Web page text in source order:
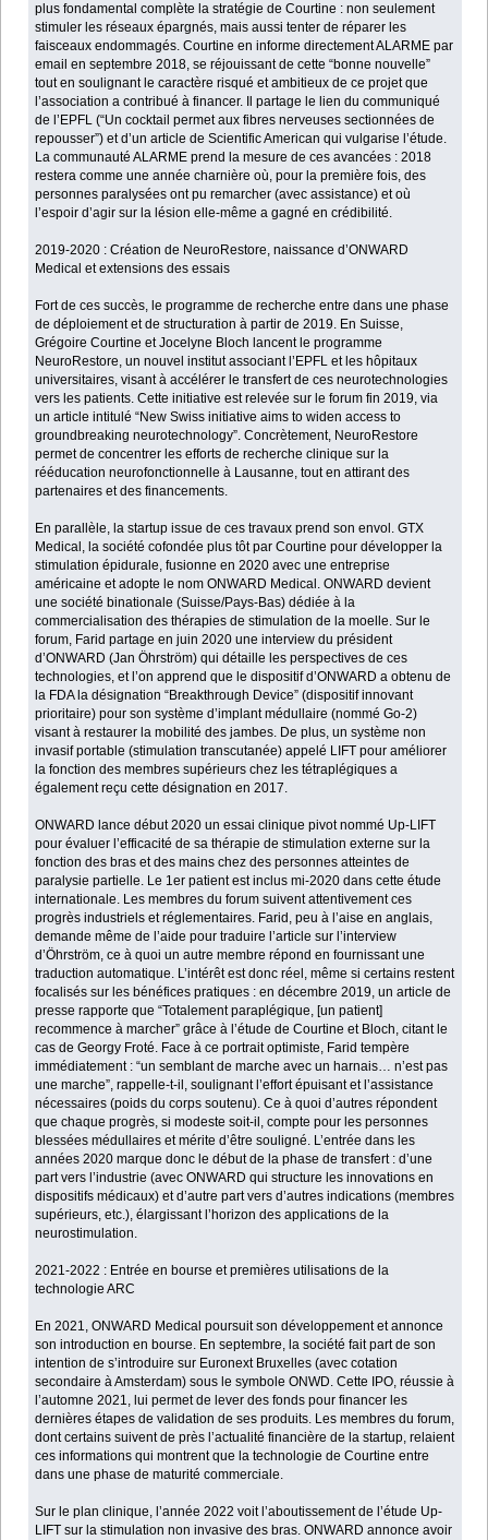
plus fondamental complète la stratégie de Courtine : non seulement
stimuler les réseaux épargnés, mais aussi tenter de réparer les
faisceaux endommagés. Courtine en informe directement ALARME par
email en septembre 2018, se réjouissant de cette “bonne nouvelle”
tout en soulignant le caractère risqué et ambitieux de ce projet que
l’association a contribué à financer. Il partage le lien du communiqué
de l’EPFL (“Un cocktail permet aux fibres nerveuses sectionnées de
repousser”) et d’un article de Scientific American qui vulgarise l’étude.
La communauté ALARME prend la mesure de ces avancées : 2018
restera comme une année charnière où, pour la première fois, des
personnes paralysées ont pu remarcher (avec assistance) et où
l’espoir d’agir sur la lésion elle-même a gagné en crédibilité.
2019-2020 : Création de NeuroRestore, naissance d’ONWARD
Medical et extensions des essais
Fort de ces succès, le programme de recherche entre dans une phase
de déploiement et de structuration à partir de 2019. En Suisse,
Grégoire Courtine et Jocelyne Bloch lancent le programme
NeuroRestore, un nouvel institut associant l’EPFL et les hôpitaux
universitaires, visant à accélérer le transfert de ces neurotechnologies
vers les patients. Cette initiative est relevée sur le forum fin 2019, via
un article intitulé “New Swiss initiative aims to widen access to
groundbreaking neurotechnology”. Concrètement, NeuroRestore
permet de concentrer les efforts de recherche clinique sur la
rééducation neurofonctionnelle à Lausanne, tout en attirant des
partenaires et des financements.
En parallèle, la startup issue de ces travaux prend son envol. GTX
Medical, la société cofondée plus tôt par Courtine pour développer la
stimulation épidurale, fusionne en 2020 avec une entreprise
américaine et adopte le nom ONWARD Medical. ONWARD devient
une société binationale (Suisse/Pays-Bas) dédiée à la
commercialisation des thérapies de stimulation de la moelle. Sur le
forum, Farid partage en juin 2020 une interview du président
d’ONWARD (Jan Öhrström) qui détaille les perspectives de ces
technologies, et l’on apprend que le dispositif d’ONWARD a obtenu de
la FDA la désignation “Breakthrough Device” (dispositif innovant
prioritaire) pour son système d’implant médullaire (nommé Go-2)
visant à restaurer la mobilité des jambes. De plus, un système non
invasif portable (stimulation transcutanée) appelé LIFT pour améliorer
la fonction des membres supérieurs chez les tétraplégiques a
également reçu cette désignation en 2017.
ONWARD lance début 2020 un essai clinique pivot nommé Up-LIFT
pour évaluer l’efficacité de sa thérapie de stimulation externe sur la
fonction des bras et des mains chez des personnes atteintes de
paralysie partielle. Le 1er patient est inclus mi-2020 dans cette étude
internationale. Les membres du forum suivent attentivement ces
progrès industriels et réglementaires. Farid, peu à l’aise en anglais,
demande même de l’aide pour traduire l’article sur l’interview
d’Öhrström, ce à quoi un autre membre répond en fournissant une
traduction automatique. L’intérêt est donc réel, même si certains restent
focalisés sur les bénéfices pratiques : en décembre 2019, un article de
presse rapporte que “Totalement paraplégique, [un patient]
recommence à marcher” grâce à l’étude de Courtine et Bloch, citant le
cas de Georgy Froté. Face à ce portrait optimiste, Farid tempère
immédiatement : “un semblant de marche avec un harnais… n’est pas
une marche”, rappelle-t-il, soulignant l’effort épuisant et l’assistance
nécessaires (poids du corps soutenu). Ce à quoi d’autres répondent
que chaque progrès, si modeste soit-il, compte pour les personnes
blessées médullaires et mérite d’être souligné. L’entrée dans les
années 2020 marque donc le début de la phase de transfert : d’une
part vers l’industrie (avec ONWARD qui structure les innovations en
dispositifs médicaux) et d’autre part vers d’autres indications (membres
supérieurs, etc.), élargissant l’horizon des applications de la
neurostimulation.
2021-2022 : Entrée en bourse et premières utilisations de la
technologie ARC
En 2021, ONWARD Medical poursuit son développement et annonce
son introduction en bourse. En septembre, la société fait part de son
intention de s’introduire sur Euronext Bruxelles (avec cotation
secondaire à Amsterdam) sous le symbole ONWD. Cette IPO, réussie à
l’automne 2021, lui permet de lever des fonds pour financer les
dernières étapes de validation de ses produits. Les membres du forum,
dont certains suivent de près l’actualité financière de la startup, relaient
ces informations qui montrent que la technologie de Courtine entre
dans une phase de maturité commerciale.
Sur le plan clinique, l’année 2022 voit l’aboutissement de l’étude Up-
LIFT sur la stimulation non invasive des bras. ONWARD annonce avoir